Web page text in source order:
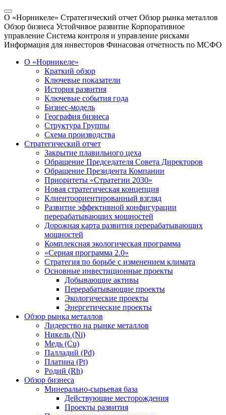
О «Норникеле» Стратегический отчет Обзор рынка металлов
Обзор бизнеса Устойчивое развитие Корпоративное
управление Система контроля и управление рисками
Информация для инвесторов Финасовая отчетность по МСФО
О «Норникеле»
Краткий обзор
Ключевые показатели
История развития
Ключевые события года
Бизнес-модель
География бизнеса
Структура Группы
Схема производства
Стратегический отчет
Закрытие плавильного цеха
Обращение Председателя Совета Директоров
Обращение Президента Компании
Приоритеты «Стратегии 2030»
Новая стратегическая концепция
Клиентоориентированный взгляд
Развитие эффективной конфигурации
перерабатывающих мощностей
Дорожная карта развития перерабатывающих
мощностей
Комплексная экологическая программа
«Серная программа 2.0»
Стратегия по борьбе с изменением климата
Основные инвестиционные проекты
Добывающие активы
Перерабатывающие проекты
Экологические проекты
Энергетические проекты
Обзор рынка металлов
Лидерство на рынке металлов
Никель (Ni)
Медь (Cu)
Палладий (Pd)
Платина (Pt)
Родий (Rh)
Обзор бизнеса
Минерально-сырьевая база
Действующие месторождения
Проекты развития